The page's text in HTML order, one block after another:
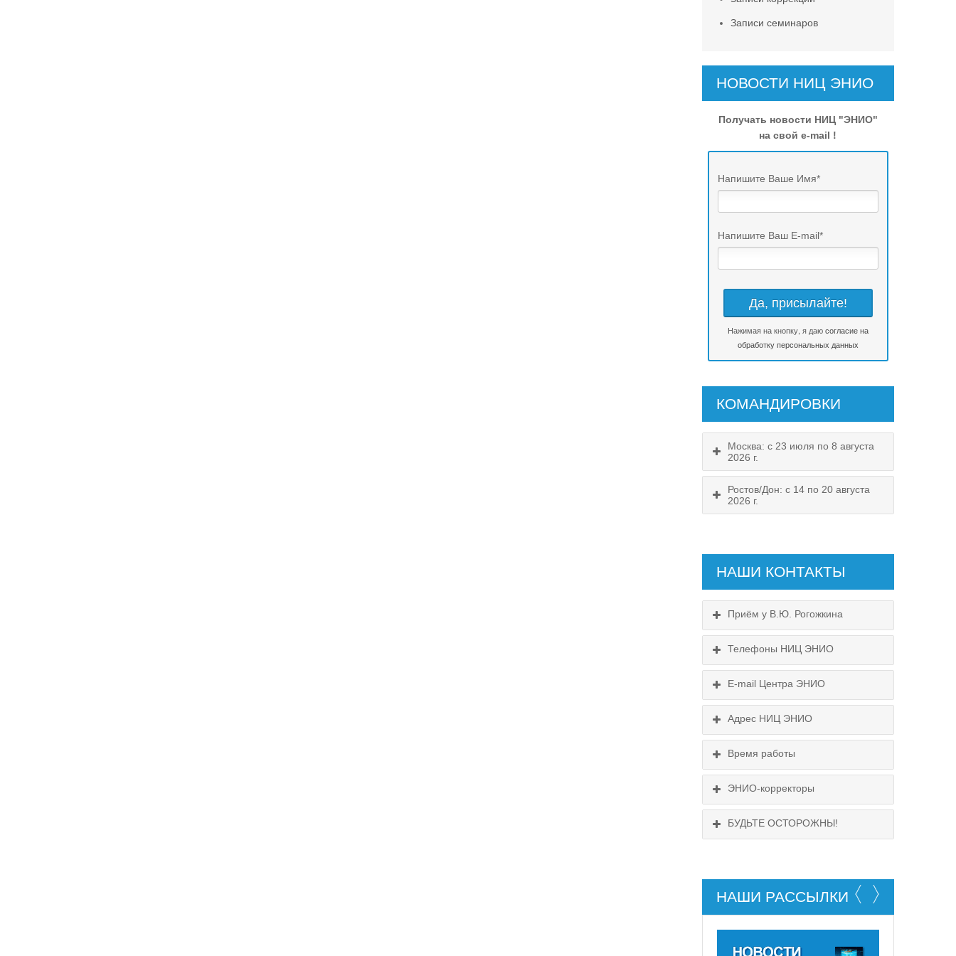
Записи семинаров
НОВОСТИ НИЦ ЭНИО
Получать новости НИЦ "ЭНИО"
на свой e-mail !
Напишите Ваше Имя*
Напишите Ваш E-mail*
Нажимая на кнопку, я даюсогласие на
обработку персональных данных
КОМАНДИРОВКИ
Москва: с 23 июля по 8 августа
2026 г.
Схема проезда
Выходные:
понедельник, пятница
Ростов/Дон: с 14 по 20 августа
2026 г.
Схема проезда
Выходные:
НАШИ КОНТАКТЫ
Приём у В.Ю. Рогожкина
Подробнее...
Телефоны НИЦ ЭНИО
E-mail Центра ЭНИО
Адрес НИЦ ЭНИО
Время работы
ЭНИО-корректоры
БУДЬТЕ ОСТОРОЖНЫ!
НАШИ РАССЫЛКИ